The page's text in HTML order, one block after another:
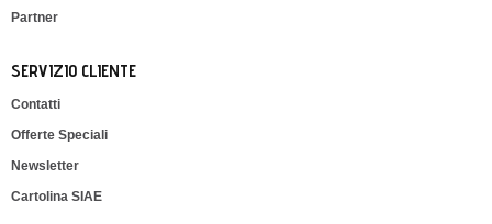
Partner
SERVIZIO CLIENTE
Contatti
Offerte Speciali
Newsletter
Cartolina SIAE